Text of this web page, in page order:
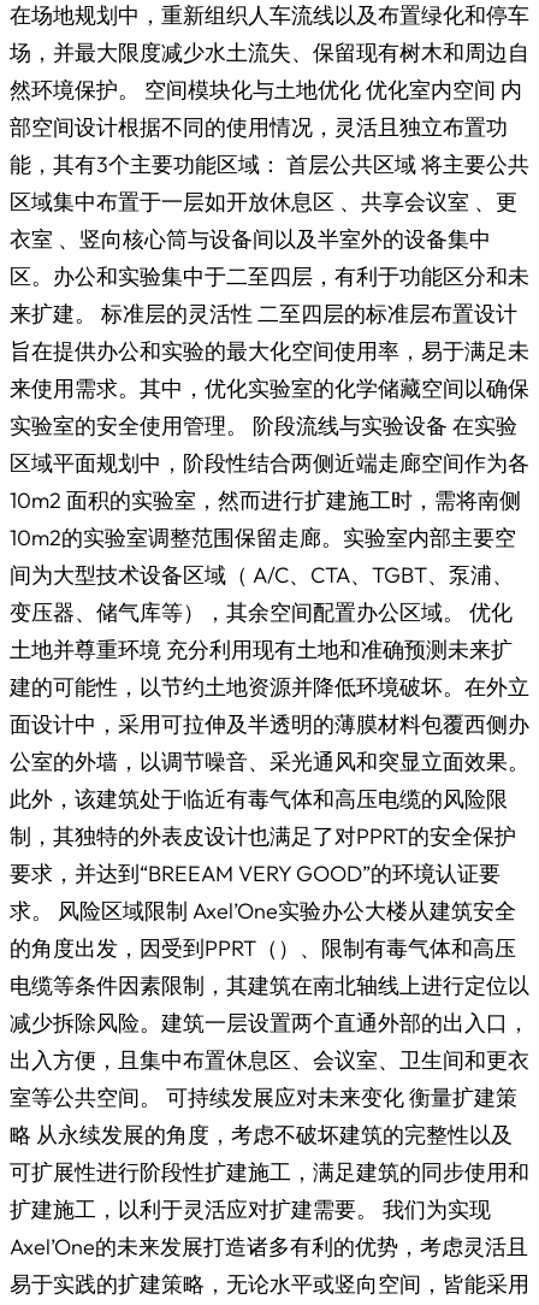
在场地规划中，重新组织人车流线以及布置绿化和停车
场，并最大限度减少水土流失、保留现有树木和周边自
然环境保护。 空间模块化与土地优化 优化室内空间 内
部空间设计根据不同的使用情况，灵活且独立布置功
能，其有3个主要功能区域： 首层公共区域 将主要公共
区域集中布置于一层如开放休息区 、共享会议室 、更
衣室 、竖向核心筒与设备间以及半室外的设备集中
区。办公和实验集中于二至四层，有利于功能区分和未
来扩建。 标准层的灵活性 二至四层的标准层布置设计
旨在提供办公和实验的最大化空间使用率，易于满足未
来使用需求。其中，优化实验室的化学储藏空间以确保
实验室的安全使用管理。 阶段流线与实验设备 在实验
区域平面规划中，阶段性结合两侧近端走廊空间作为各
10m2 面积的实验室，然而进行扩建施工时，需将南侧
10m2的实验室调整范围保留走廊。实验室内部主要空
间为大型技术设备区域（ A/C、CTA、TGBT、泵浦、
变压器、储气库等），其余空间配置办公区域。 优化
土地并尊重环境 充分利用现有土地和准确预测未来扩
建的可能性，以节约土地资源并降低环境破坏。在外立
面设计中，采用可拉伸及半透明的薄膜材料包覆西侧办
公室的外墙，以调节噪音、采光通风和突显立面效果。
此外，该建筑处于临近有毒气体和高压电缆的风险限
制，其独特的外表皮设计也满足了对PPRT的安全保护
要求，并达到“BREEAM VERY GOOD”的环境认证要
求。 风险区域限制 Axel’One实验办公大楼从建筑安全
的角度出发，因受到PPRT（）、限制有毒气体和高压
电缆等条件因素限制，其建筑在南北轴线上进行定位以
减少拆除风险。建筑一层设置两个直通外部的出入口，
出入方便，且集中布置休息区、会议室、卫生间和更衣
室等公共空间。 可持续发展应对未来变化 衡量扩建策
略 从永续发展的角度，考虑不破坏建筑的完整性以及
可扩展性进行阶段性扩建施工，满足建筑的同步使用和
扩建施工，以利于灵活应对扩建需要。 我们为实现
Axel’One的未来发展打造诸多有利的优势，考虑灵活且
易于实践的扩建策略，无论水平或竖向空间，皆能采用